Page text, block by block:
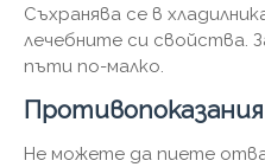
Съхранява се в
лечебните си свойства.
пъти по-малко.
Противопоказания
Не можете да пиете